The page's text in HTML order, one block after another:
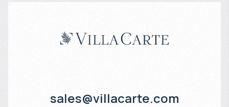
sales@villacarte.com